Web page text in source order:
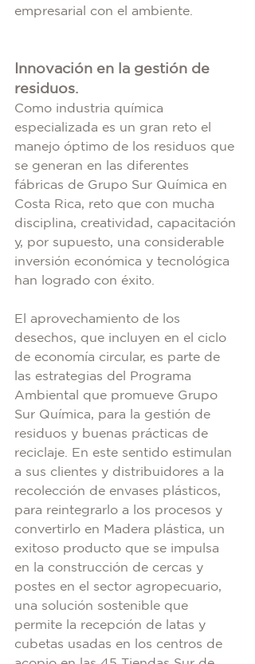
empresarial con el ambiente.
Innovación en la gestión de
residuos.
Como industria química
especializada es un gran reto el
manejo óptimo de los residuos que
se generan en las diferentes
fábricas de Grupo Sur Química en
Costa Rica, reto que con mucha
disciplina, creatividad, capacitación
y, por supuesto, una considerable
inversión económica y tecnológica
han logrado con éxito.
El aprovechamiento de los
desechos, que incluyen en el ciclo
de economía circular, es parte de
las estrategias del Programa
Ambiental que promueve Grupo
Sur Química, para la gestión de
residuos y buenas prácticas de
reciclaje. En este sentido estimulan
a sus clientes y distribuidores a la
recolección de envases plásticos,
para reintegrarlo a los procesos y
convertirlo en Madera plástica, un
exitoso producto que se impulsa
en la construcción de cercas y
postes en el sector agropecuario,
una solución sostenible que
permite la recepción de latas y
cubetas usadas en los centros de